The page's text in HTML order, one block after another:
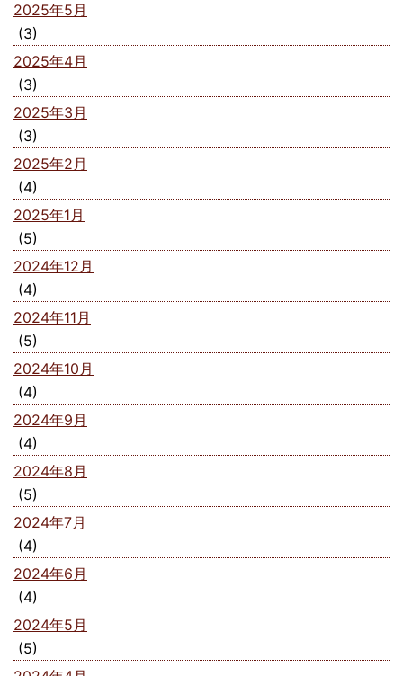
2025年5月
(3)
2025年4月
(3)
2025年3月
(3)
2025年2月
(4)
2025年1月
(5)
2024年12月
(4)
2024年11月
(5)
2024年10月
(4)
2024年9月
(4)
2024年8月
(5)
2024年7月
(4)
2024年6月
(4)
2024年5月
(5)